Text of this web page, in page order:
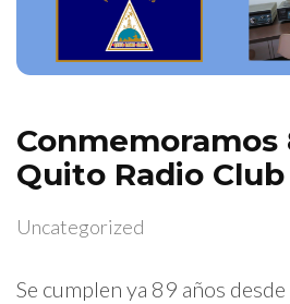
Conmemoramos
Quito Radio Club
Uncategorized
Se cumplen ya 89 años